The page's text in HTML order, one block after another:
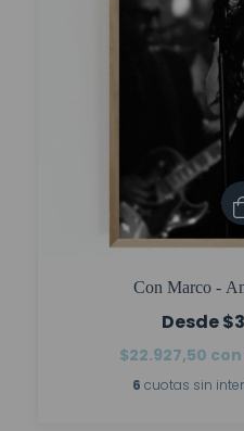
Con Marco -
$22.927,50 con
6 cuotas sin